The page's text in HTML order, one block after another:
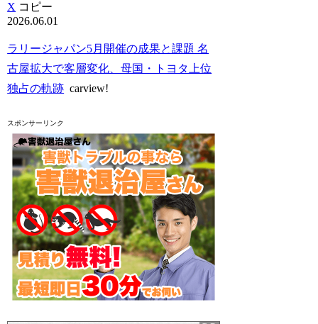
X コピー
2026.06.01
ラリージャパン5月開催の成果と課題 名
古屋拡大で客層変化、母国・トヨタ上位
独占の軌跡 carview!
スポンサーリンク